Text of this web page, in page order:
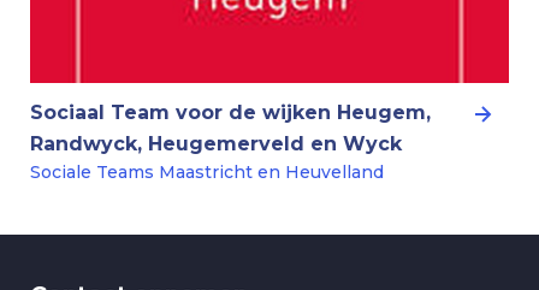
Sociaal Team voor de wijken Heugem,
Randwyck, Heugemerveld en Wyck
Sociale Teams Maastricht en Heuvelland